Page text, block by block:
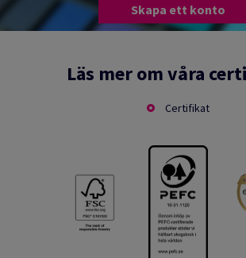
Skapa ett konto
Läs mer om våra
Certifikat